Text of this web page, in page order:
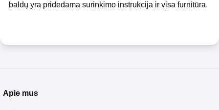
baldų yra pridedama surinkimo instrukcija ir visa furnitūra.
Apie mus